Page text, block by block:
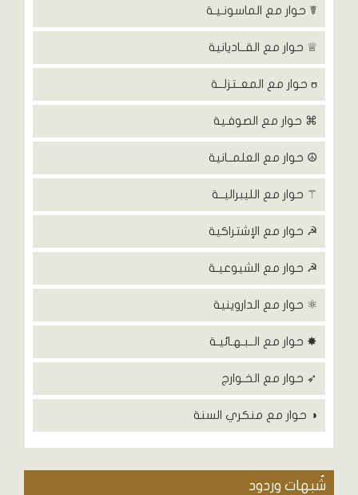
☤ حوار مع الماسونـيـة
♕ حوار مع القــاديانية
ʊ حوار مع المعــتزلــة
⌘ حوار مع الصوفـية
☮ حوار مع العلمــانية
⚚ حوار مع الليبراليــة
☭ حوار مع الإشتراكية
☭ حوار مع الشيوعيـة
⚛ حوار مع الداروينية
✸ حوار مع الــبـهـائيـة
➶ حوار مع الخـوارج
◑ حوار مع منكري السنة
شٌبهات وردود